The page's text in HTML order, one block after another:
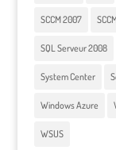
SCCM 2007
SQL Serveur 2008
System Center
Windows Azure
WSUS